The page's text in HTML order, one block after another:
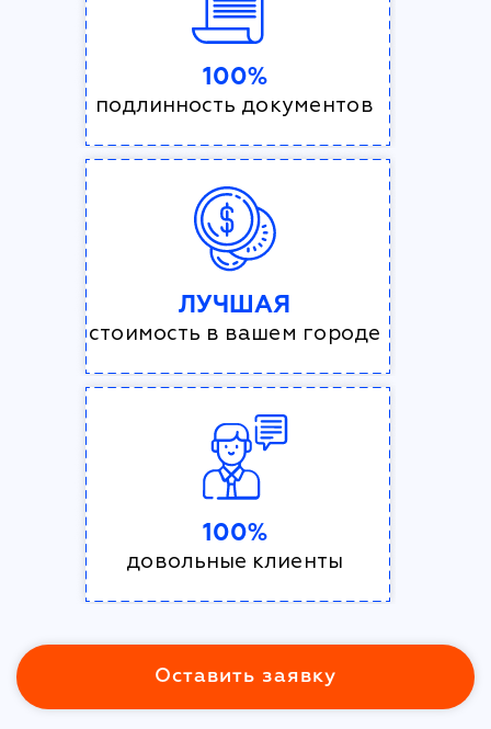
100%
подлинность документов
ЛУЧШАЯ
стоимость в вашем городе
100%
довольные клиенты
Оставить заявку